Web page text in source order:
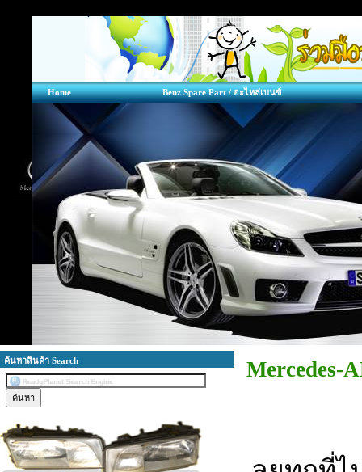
Home Benz Spare Part / อะไหล่เบนซ์
ค้นหาสินค้า Search Mercedes-